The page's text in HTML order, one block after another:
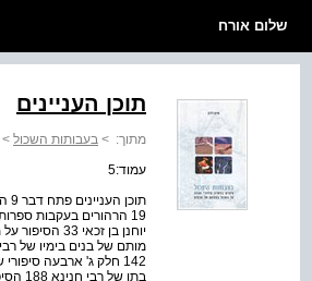
שלום אורח
תוכן העניינים
מתוך: > בעבותות השכול >
עמוד:5